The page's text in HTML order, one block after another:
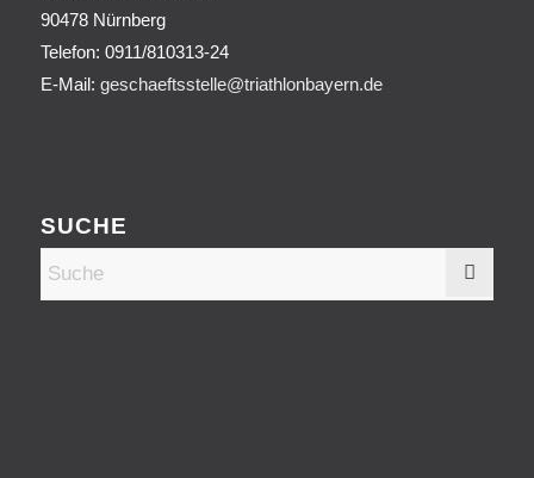
90478 Nürnberg
Telefon: 0911/810313-24
E-Mail: geschaeftsstelle@triathlonbayern.de
SUCHE